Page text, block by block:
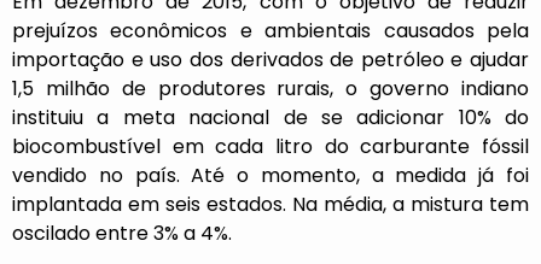
prejuízos econômicos e ambientais causados pela
importação e uso dos derivados de petróleo e ajudar
1,5 milhão de produtores rurais, o governo indiano
instituiu a meta nacional de se adicionar 10% do
biocombustível em cada litro do carburante fóssil
vendido no país. Até o momento, a medida já foi
implantada em seis estados. Na média, a mistura tem
oscilado entre 3% a 4%.